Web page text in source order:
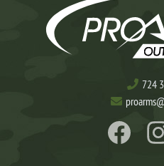
724